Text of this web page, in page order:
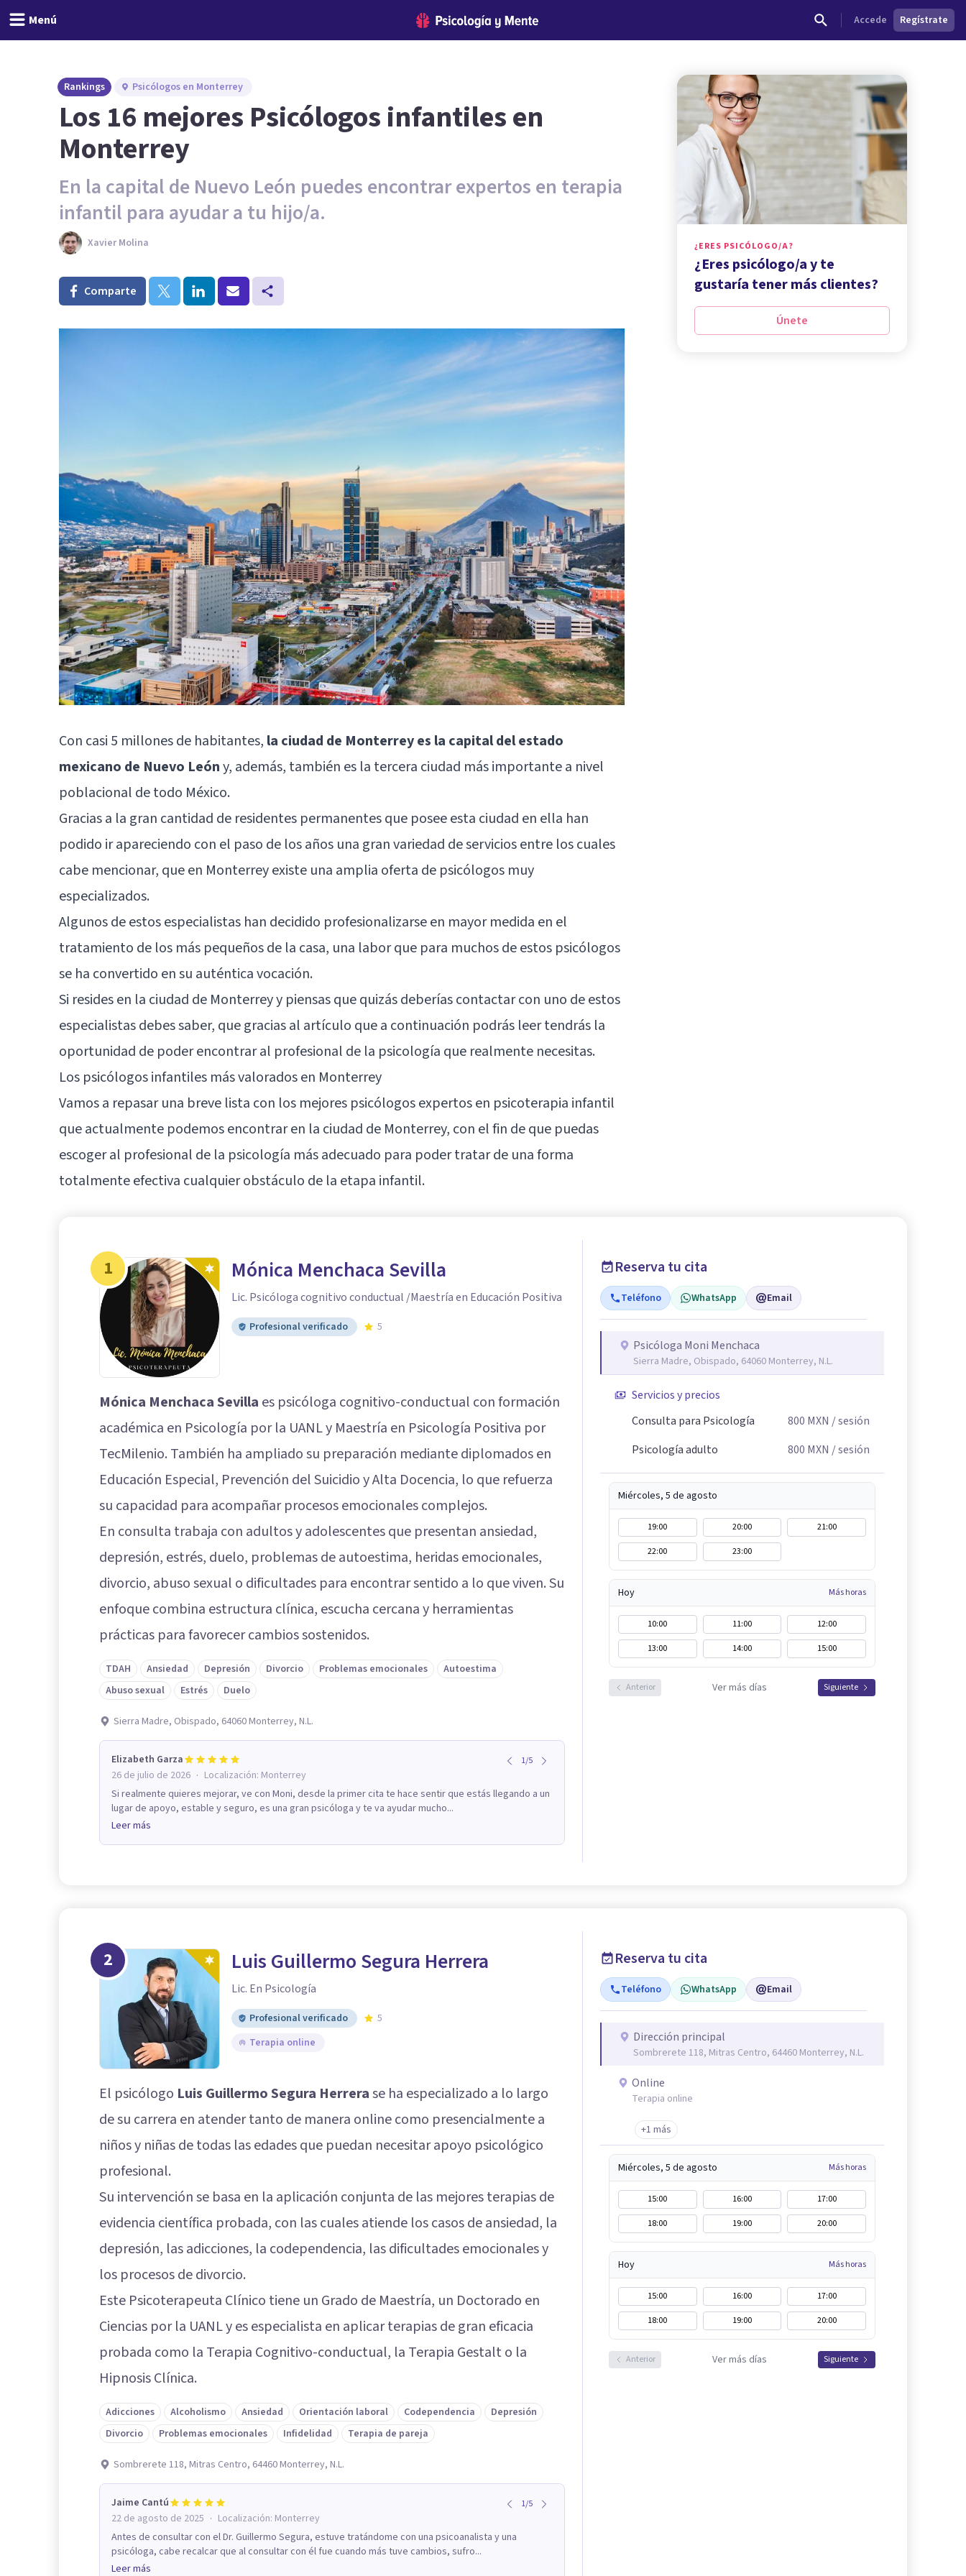
Menú Accede Regístrate
Rankings Psicólogos en Monterrey
Los 16 mejores Psicólogos infantiles en
Monterrey
En la capital de Nuevo León puedes encontrar expertos en terapia
infantil para ayudar a tu hijo/a.
Xavier Molina
Comparte
Con casi 5 millones de habitantes, la ciudad de Monterrey es la capital del estado
mexicano de Nuevo Leóny, además, también es la tercera ciudad más importante a nivel
poblacional de todo México.
Gracias a la gran cantidad de residentes permanentes que posee esta ciudad en ella han
podido ir apareciendo con el paso de los años una gran variedad de servicios entre los cuales
cabe mencionar, que en Monterrey existe una amplia oferta de psicólogos muy
especializados.
Algunos de estos especialistas han decidido profesionalizarse en mayor medida en el
tratamiento de los más pequeños de la casa, una labor que para muchos de estos psicólogos
se ha convertido en su auténtica vocación.
Si resides en la ciudad de Monterreyy piensas que quizás deberías contactar con uno de estos
especialistas debes saber, que gracias al artículo que a continuación podrás leer tendrás la
oportunidad de poder encontrar al profesional de la psicología que realmente necesitas.
Los psicólogos infantiles más valorados en Monterrey
Vamos a repasar una breve lista con los mejores psicólogos expertos en psicoterapia infantil
que actualmente podemos encontrar en la ciudad de Monterrey, con el fin de que puedas
escoger al profesional de la psicología más adecuado para poder tratar de una forma
totalmente efectiva cualquier obstáculo de la etapa infantil.
¿ERES PSICÓLOGO/A?
¿Eres psicólogo/a y te
gustaría tener más clientes?
Únete
1 Mónica Menchaca Sevilla
Lic. Psicóloga cognitivo conductual /Maestría en Educación Positiva
Profesional verificado 5
Mónica Menchaca Sevilla es psicóloga cognitivo-conductual con formación
académica en Psicología por la UANL y Maestría en Psicología Positiva por
TecMilenio. También ha ampliado su preparación mediante diplomados en
Educación Especial, Prevención del Suicidio y Alta Docencia, lo que refuerza
su capacidad para acompañar procesos emocionales complejos.
En consulta trabaja con adultos y adolescentes que presentan ansiedad,
depresión, estrés, duelo, problemas de autoestima, heridas emocionales,
divorcio, abuso sexual o dificultades para encontrar sentido a lo que viven. Su
enfoque combina estructura clínica, escucha cercana y herramientas
prácticas para favorecer cambios sostenidos.
TDAH Ansiedad Depresión Divorcio Problemas emocionales
Autoestima
Abuso sexual
Estrés Duelo
Sierra Madre, Obispado, 64060 Monterrey, N.L.
Elizabeth Garza 1/5
26 de julio de 2026 · Localización: Monterrey
Si realmente quieres mejorar, ve con Moni, desde la primer cita te hace sentir que estás llegando a un
lugar de apoyo, estable y seguro, es una gran psicóloga y te va ayudar mucho...
Leer más
Reserva tu cita
Teléfono WhatsApp Email
Psicóloga Moni Menchaca
Sierra Madre, Obispado, 64060 Monterrey, N.L.
Servicios y precios
Consulta para Psicología
800 MXN / sesión
Psicología adulto
800 MXN / sesión
Miércoles, 5 de agosto
19:00 20:00
21:00
22:00
23:00
Hoy Más horas
10:00 11:00
12:00
13:00
14:00 15:00
Anterior Ver más días Siguiente
2 Luis Guillermo Segura Herrera
Lic. En Psicología
Profesional verificado
5
Terapia online
El psicólogo Luis Guillermo Segura Herrerase ha especializado a lo largo
de su carrera en atender tanto de manera online como presencialmente a
niños y niñas de todas las edades que puedan necesitar apoyo psicológico
profesional.
Su intervención se basa en la aplicación conjunta de las mejores terapias de
evidencia científica probada, con las cuales atiende los casos de ansiedad, la
depresión, las adicciones, la codependencia, las dificultades emocionales y
los procesos de divorcio.
Este Psicoterapeuta Clínico tiene un Grado de Maestría, un Doctorado en
Ciencias por la UANL y es especialista en aplicar terapias de gran eficacia
probada como la Terapia Cognitivo-conductual, la Terapia Gestalt o la
Hipnosis Clínica.
Adicciones Alcoholismo Ansiedad Orientación laboral Codependencia
Depresión
Divorcio
Problemas emocionales Infidelidad Terapia de pareja
Sombrerete 118, Mitras Centro, 64460 Monterrey, N.L.
Jaime Cantú 1/5
22 de agosto de 2025 · Localización: Monterrey
Antes de consultar con el Dr. Guillermo Segura, estuve tratándome con una psicoanalista y una
psicóloga, cabe recalcar que al consultar con él fue cuando más tuve cambios, sufro...
Leer más
Reserva tu cita
Teléfono WhatsApp Email
Dirección principal
Sombrerete 118, Mitras Centro, 64460 Monterrey, N.L.
Online
Terapia online
+1 más
Miércoles, 5 de agosto Más horas
15:00 16:00
17:00
18:00
19:00 20:00
Hoy Más horas
15:00 16:00
17:00
18:00
19:00 20:00
Anterior Ver más días Siguiente